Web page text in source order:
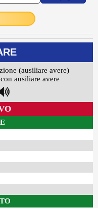
(ausiliare avere)
ausiliare avere